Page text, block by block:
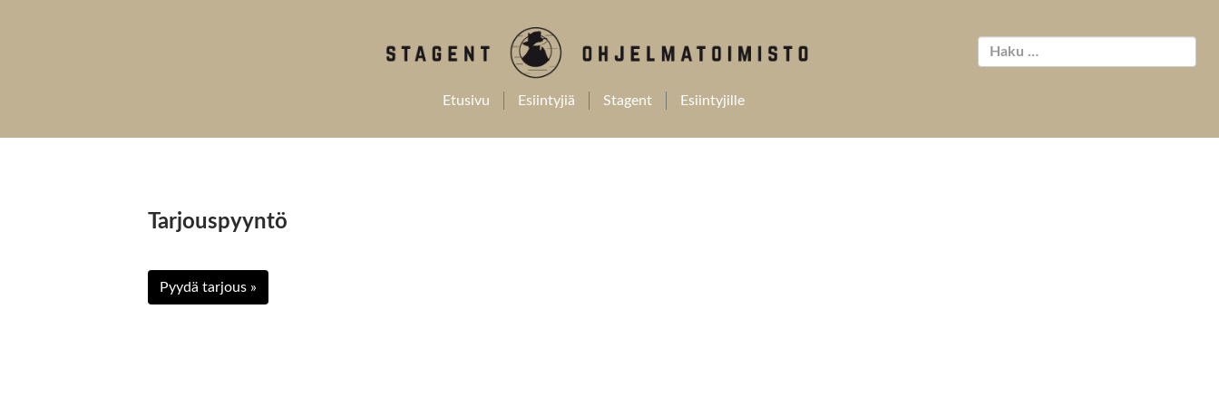
Etusivu Esiintyjiä Stagent Esiintyjille
Tarjouspyyntö
Pyydä tarjous »